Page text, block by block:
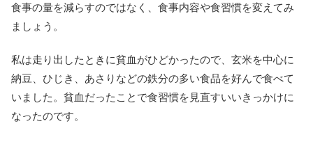
食事の量を減らすのではなく、食事内容や食習慣を変えてみ
ましょう。
私は走り出したときに貧血がひどかったので、玄米を中心に
納豆、ひじき、あさりなどの鉄分の多い食品を好んで食べて
いました。貧血だったことで食習慣を見直すいいきっかけに
なったのです。